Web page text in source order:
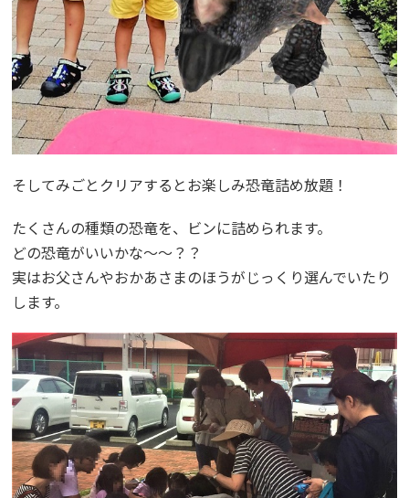
そしてみごとクリアするとお楽しみ恐竜詰め放題！
たくさんの種類の恐竜を、ビンに詰められます。
どの恐竜がいいかな～～？？
実はお父さんやおかあさまのほうがじっくり選んでいたり
します。